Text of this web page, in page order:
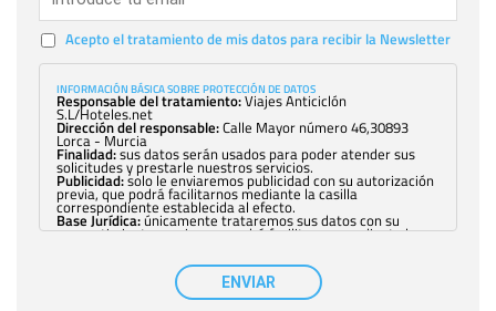
Acepto el tratamiento de mis datos para recibir la Newsletter
INFORMACIÓN BÁSICA SOBRE PROTECCIÓN DE DATOS
Responsable del tratamiento:Viajes Anticiclón
S.L/Hoteles.net
Dirección del responsable:Calle Mayor número 46,30893
Lorca - Murcia
Finalidad:sus datos serán usados para poder atender sus
solicitudes y prestarle nuestros servicios.
Publicidad:solo le enviaremos publicidad con su autorización
previa, que podrá facilitarnos mediante la casilla
correspondiente establecida al efecto.
Base Jurídica:únicamente trataremos sus datos con su
consentimiento previo, que podrá facilitarnos mediante la
con carácter general, sólo el personal de
nuestra entidad que esté debidamente autorizado podrá
tener conocimiento de la información que le pedimos. No se
comunicarán datos a terceros.
ENVIAR